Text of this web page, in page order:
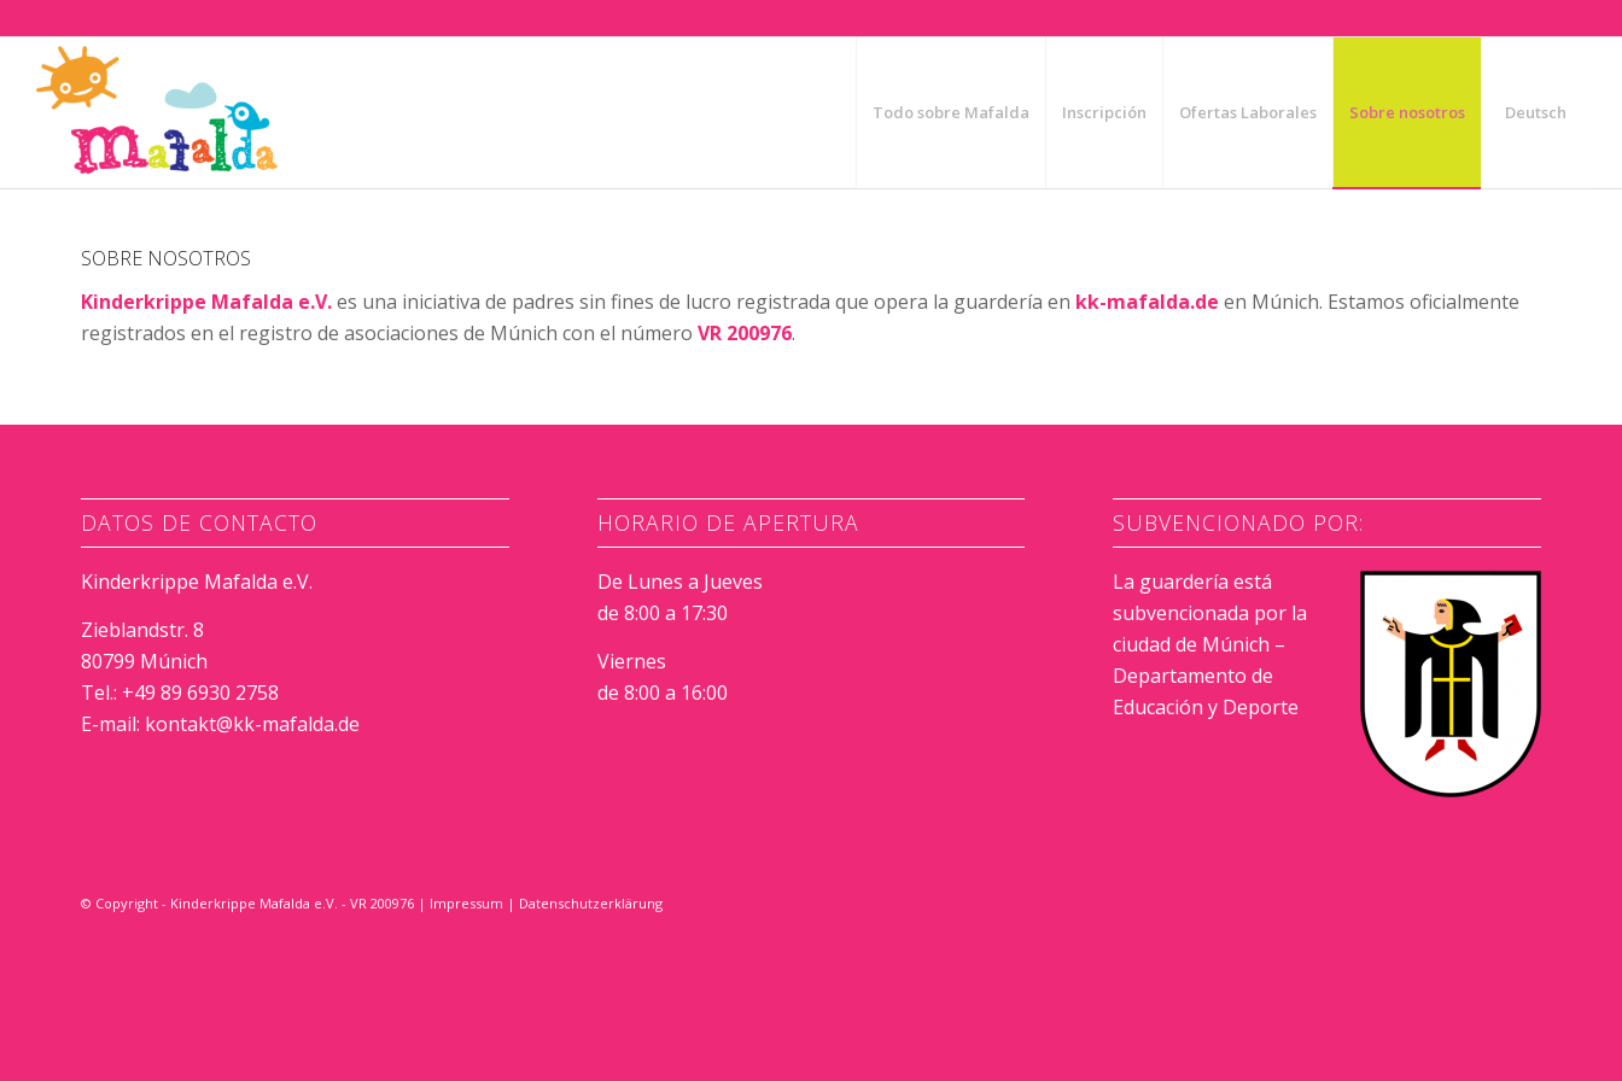
Todo sobre Mafalda Inscripción Ofertas Laborales Sobre nosotros Deutsch
SOBRE NOSOTROS
Kinderkrippe Mafalda e.V.es una iniciativa de padres sin fines de lucro registrada que opera la guardería en kk-mafalda.de en Múnich. Estamos oficialmente
registrados en el registro de asociaciones de Múnich con el número VR 200976.
DATOS DE CONTACTO
Kinderkrippe Mafalda e.V.
Zieblandstr. 8
80799 Múnich
Tel.: +49 89 6930 2758
E-mail: kontakt@kk-mafalda.de
HORARIO DE APERTURA
De Lunes a Jueves
de 8:00 a 17:30
Viernes
de 8:00 a 16:00
SUBVENCIONADO POR:
La guardería está
subvencionada por la
ciudad de Múnich –
Departamento de
Educación y Deporte
© Copyright - Kinderkrippe Mafalda e.V. - VR 200976 | Impressum | Datenschutzerklärung